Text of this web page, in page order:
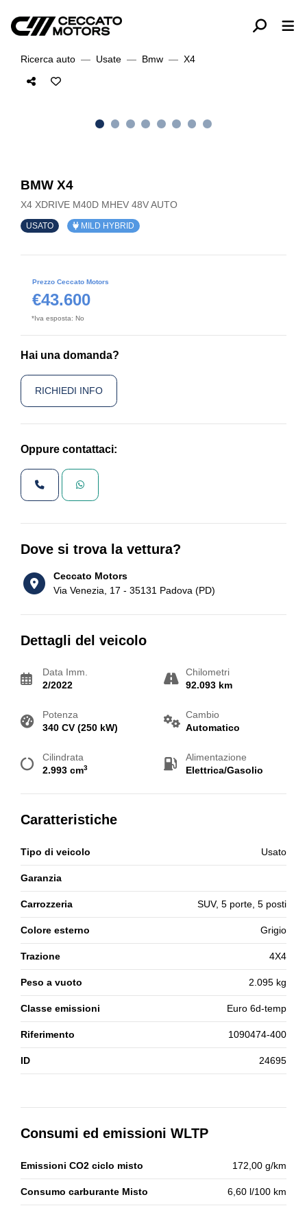
Ricerca auto Usate Bmw X4
BMW X4
X4 XDRIVE M40D MHEV 48V AUTO
USATO MILD HYBRID
Prezzo Ceccato Motors
€43.600
*Iva esposta: No
Hai una domanda?
RICHIEDI INFO
Oppure contattaci:
Dove si trova la vettura?
Ceccato Motors
Via Venezia, 17 - 35131 Padova (PD)
Dettagli del veicolo
Data Imm.
2/2022
Chilometri
92.093 km
Potenza
340 CV (250 kW)
Cambio
Automatico
Cilindrata
2.993 cm3
Alimentazione
Elettrica/Gasolio
Caratteristiche
Tipo di veicolo Usato
Garanzia
Carrozzeria SUV, 5 porte, 5 posti
Colore esterno Grigio
Trazione 4X4
Peso a vuoto 2.095 kg
Classe emissioni Euro 6d-temp
Riferimento 1090474-400
ID 24695
Consumi ed emissioni WLTP
Emissioni CO2 ciclo misto 172,00 g/km
Consumo carburante Misto 6,60 l/100 km